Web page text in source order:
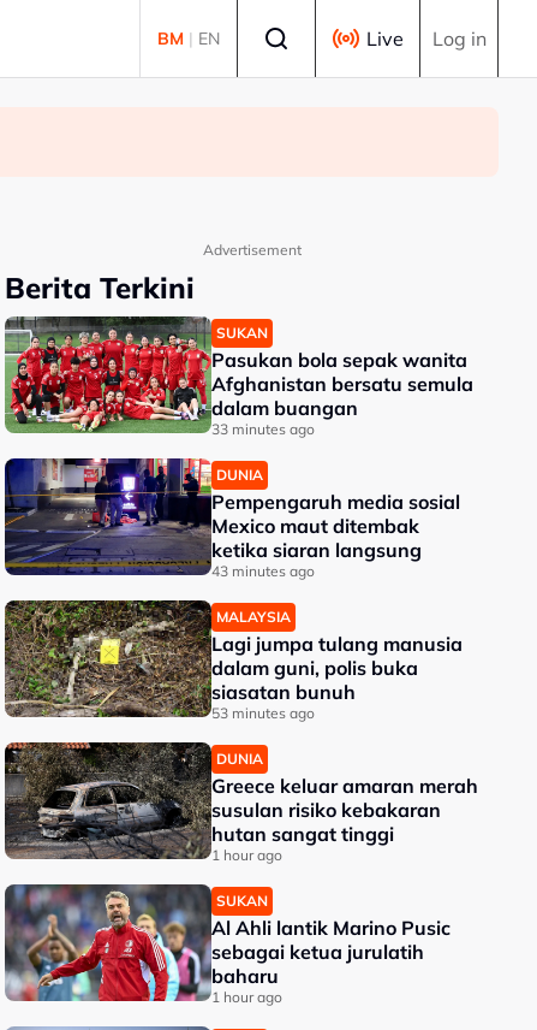
BM | EN Live Log in
Advertisement
Berita Terkini
SUKAN
Pasukan bola sepak wanita
Afghanistan bersatu semula
dalam buangan
33 minutes ago
DUNIA
Pempengaruh media sosial
Mexico maut ditembak
ketika siaran langsung
43 minutes ago
MALAYSIA
Lagi jumpa tulang manusia
dalam guni, polis buka
siasatan bunuh
53 minutes ago
DUNIA
Greece keluar amaran merah
susulan risiko kebakaran
hutan sangat tinggi
1 hour ago
SUKAN
Al Ahli lantik Marino Pusic
sebagai ketua jurulatih
baharu
1 hour ago